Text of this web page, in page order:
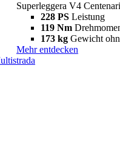
Superleggera V4
228 PS Leistung
119 Nm
173 kg Gewicht
Mehr entdecken